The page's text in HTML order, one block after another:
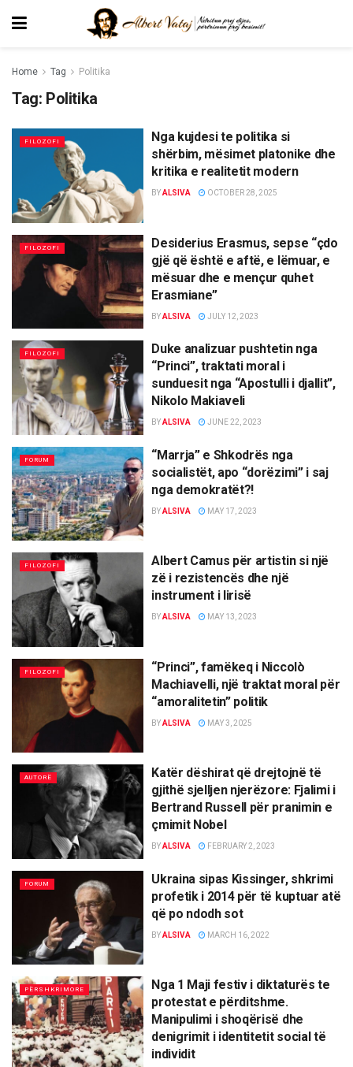
Home Tag Politika
Tag: Politika
FILOZOFI
Nga kujdesi te politika si
shërbim, mësimet platonike dhe
kritika e realitetit modern
BYALSIVA OCTOBER 28, 2025
FILOZOFI
Desiderius Erasmus, sepse “çdo
gjë që është e aftë, e lëmuar, e
mësuar dhe e mençur quhet
Erasmiane”
BYALSIVA JULY 12, 2023
FILOZOFI
Duke analizuar pushtetin nga
“Princi”, traktati moral i
sunduesit nga “Apostulli i djallit”,
Nikolo Makiaveli
BYALSIVA JUNE 22, 2023
FORUM
“Marrja” e Shkodrës nga
socialistët, apo “dorëzimi” i saj
nga demokratët?!
BYALSIVA MAY 17, 2023
FILOZOFI
Albert Camus për artistin si një
zë i rezistencës dhe një
instrument i lirisë
BYALSIVA MAY 13, 2023
FILOZOFI
“Princi”, famëkeq i Niccolò
Machiavelli, një traktat moral për
“amoralitetin” politik
BYALSIVA MAY 3, 2025
AUTORË
Katër dëshirat që drejtojnë të
gjithë sjelljen njerëzore: Fjalimi i
Bertrand Russell për pranimin e
çmimit Nobel
BYALSIVA FEBRUARY 2, 2023
FORUM
Ukraina sipas Kissinger, shkrimi
profetik i 2014 për të kuptuar atë
që po ndodh sot
BYALSIVA MARCH 16, 2022
PËRSHKRIMORE
Nga 1 Maji festiv i diktaturës te
protestat e përditshme.
Manipulimi i shoqërisë dhe
denigrimit i identitetit social të
individit